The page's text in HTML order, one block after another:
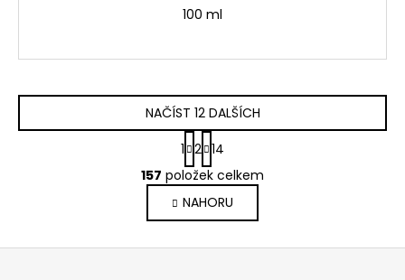
100 ml
O
v
l
á
d
NAČÍST 12 DALŠÍCH
S
t
r
á
n
k
o
1 2 14
157 položek celkem
NAHORU